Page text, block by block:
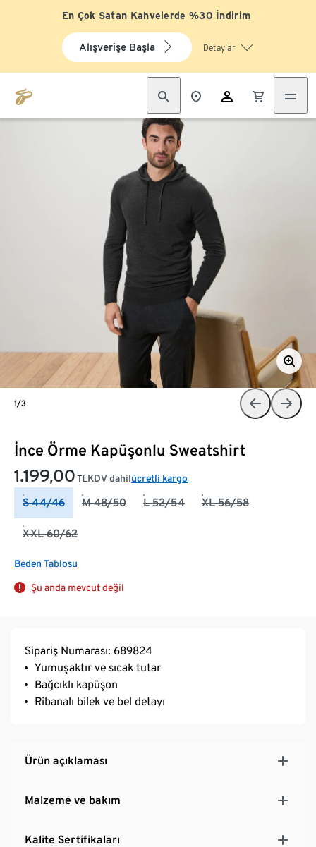
En Çok Satan Kahvelerde %30 İndirim
Alışverişe Başla Detaylar
İnce Örme Kapüşonlu Sweatshirt
1.199,00 TL KDV dahilücretli kargo
S 44/46 M 48/50 L 52/54 XL 56/58
XXL 60/62
Beden Tablosu
Şu anda mevcut değil
1/3
Sipariş Numarası: 689824
Yumuşaktır ve sıcak tutar
Bağcıklı kapüşon
Ribanalı bilek ve bel detayı
Ürün açıklaması
Malzeme ve bakım
Kalite Sertifikaları